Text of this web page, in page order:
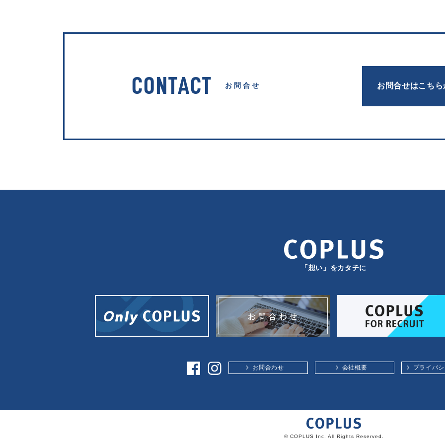
CONTACT お問合せ お問合せはこちら
「想い」をカタチに
お問合わせ 会社概要 プライバ
© COPLUS Inc. All Rights Reserved.